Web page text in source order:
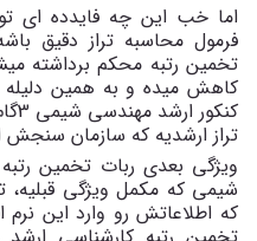
اما خب این چه فایدده ای
فرمول محاسبه تراز دقیق
تخمین رتبه محکم برداشته
کاهش میده و به همین دلیله
تراز ارشدیه که سازمان سنجش
ویژگی بعدی ربات تخمین
شیمی که مکمل ویژگی قبلیه،
که اطلاعاتش رو وارد این نرم